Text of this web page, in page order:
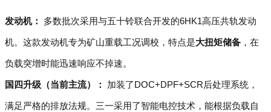
发动机： 多数批次采用与五十铃联合开发的6HK1高压共轨发动
机。这款发动机专为矿山重载工况调校，特点是大扭矩储备 ，在
负载突增时能迅速响应不掉速。
国四升级（当前主流）： 加装了DOC+DPF+SCR后处理系统，
满足严格的排放法规。三一采用了智能电控技术，能根据负载自